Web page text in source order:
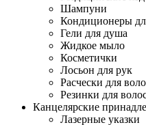
Шампуни
Кондиционеры
Гели для душа
Жидкое мыло
Косметички
Лосьон для рук
Расчески для
Резинки для
Канцелярские
Лазерные указки